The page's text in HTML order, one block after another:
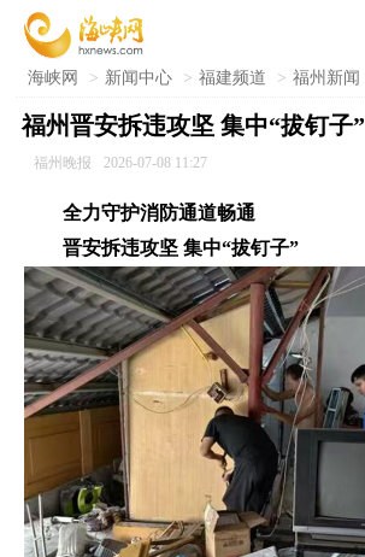
海峡网 > 新闻中心 > 福建频道 > 福州新闻
福州晋安拆违攻坚 集中“拔钉子”
福州晚报 2026-07-08 11:27
全力守护消防通道畅通
晋安拆违攻坚 集中“拔钉子”